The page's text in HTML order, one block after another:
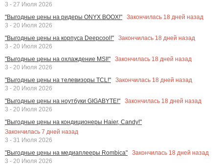
3 - 27 Июля 2026
"Выгодные цены на ридеры ONYX BOOX!"
Закончилась 18 дней назад
3 - 20 Июля 2026
"Выгодные цены на корпуса Deepcool!"
Закончилась 18 дней назад
3 - 20 Июля 2026
"Выгодные цены на охлаждение MSI!"
Закончилась 18 дней назад
3 - 20 Июля 2026
"Выгодные цены на телевизоры TCL!"
Закончилась 18 дней назад
3 - 20 Июля 2026
"Выгодные цены на ноутбуки GIGABYTE!"
Закончилась 18 дней назад
3 - 20 Июля 2026
"Выгодные цены на кондиционеры Haier, Candy!"
Закончилась 7 дней назад
3 - 31 Июля 2026
"Выгодные цены на медиаплееры Rombica"
Закончилась 18 дней назад
3 - 20 Июля 2026